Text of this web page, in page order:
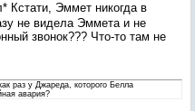
Кстати, Эммет никогда в
не видела Эммета и не
звонок??? Что-то там не
раз у Джареда, которого Белла
авария?